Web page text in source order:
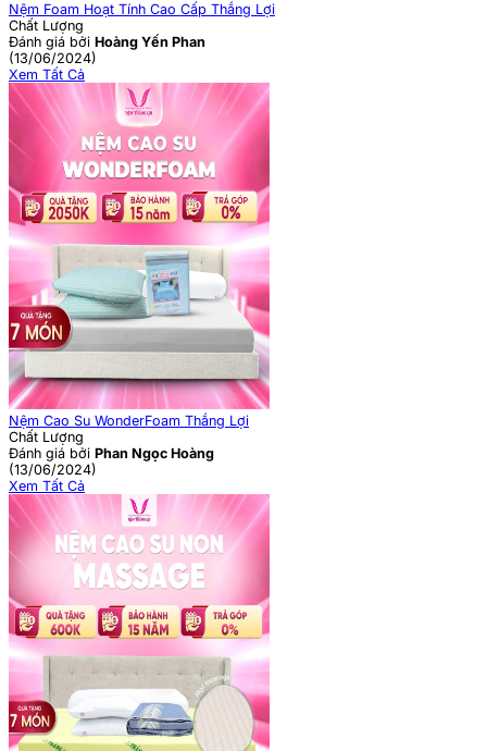
Nệm Foam Hoạt Tính Cao Cấp Thắng Lợi
Chất Lượng
Đánh giá bởi Hoàng Yến Phan
(13/06/2024)
Xem Tất Cả
Nệm Cao Su WonderFoam Thắng Lợi
Chất Lượng
Đánh giá bởi Phan Ngọc Hoàng
(13/06/2024)
Xem Tất Cả